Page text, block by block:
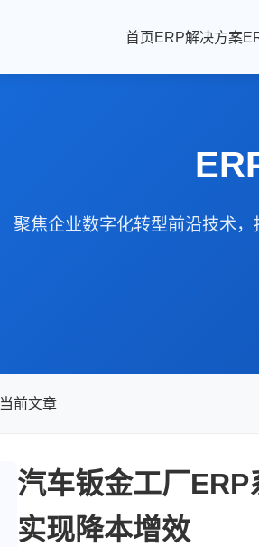
首页ERP解决方案
聚焦企业数字化转型前沿技术
当前文章
汽车钣金工厂ERP
实现降本增效